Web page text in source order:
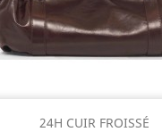
24H CUIR FROISSÉ
Aperçu rapide